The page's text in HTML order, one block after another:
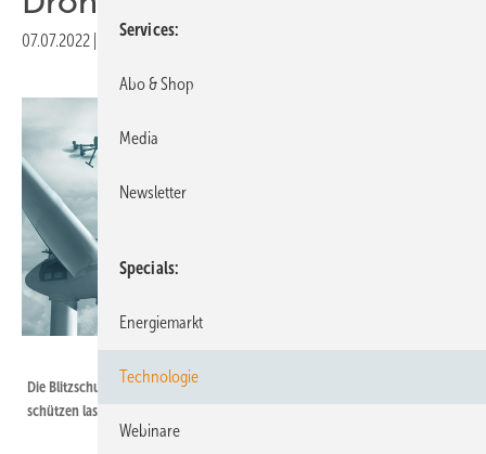
07.07.2022 Druckvorschau
Die Blitzschutzinspektion per Drohne hat sich Top-Seven patentrechtlich
schützen lassen.
Services
Abo & Shop
Media
Newsletter
Specials
Energiemarkt
Technologie
Webinare